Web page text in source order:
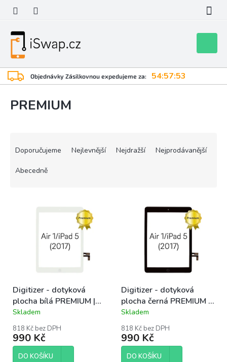
obsah
Objednávky Zásilkovnou expedujeme za: 54:57:52
košík
PREMIUM
Doporučujeme Nejlevnější Nejdražší Nejprodávanější
Abecedně
d
u
k
t
ů
Digitizer - dotyková
plocha bílá PREMIUM |
iPad Air / iPad 5
Průměrné
hodnocení
produktu
je
5,0
Skladem
818 Kč bez DPH
990 Kč
DO KOŠÍKU
Digitizer - dotyková
plocha černá PREMIUM |
iPad Air / iPad 5
Průměrné
hodnocení
produktu
je
5,0
Skladem
818 Kč bez DPH
990 Kč
DO KOŠÍKU